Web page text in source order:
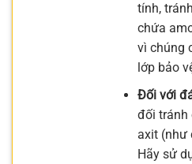
tính,
chứa
vì chúng
lớp bảo
Đối với
đối tránh
axit (như
Hãy sử